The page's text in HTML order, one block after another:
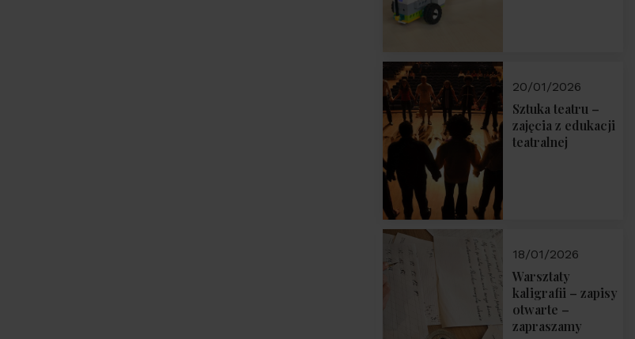
20/01/2026
Sztuka teatru –
zajęcia z edukacji
teatralnej
18/01/2026
Warsztaty
kaligrafii – zapisy
otwarte –
zapraszamy